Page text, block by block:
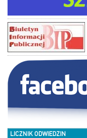
LICZNIK ODWIEDZIN